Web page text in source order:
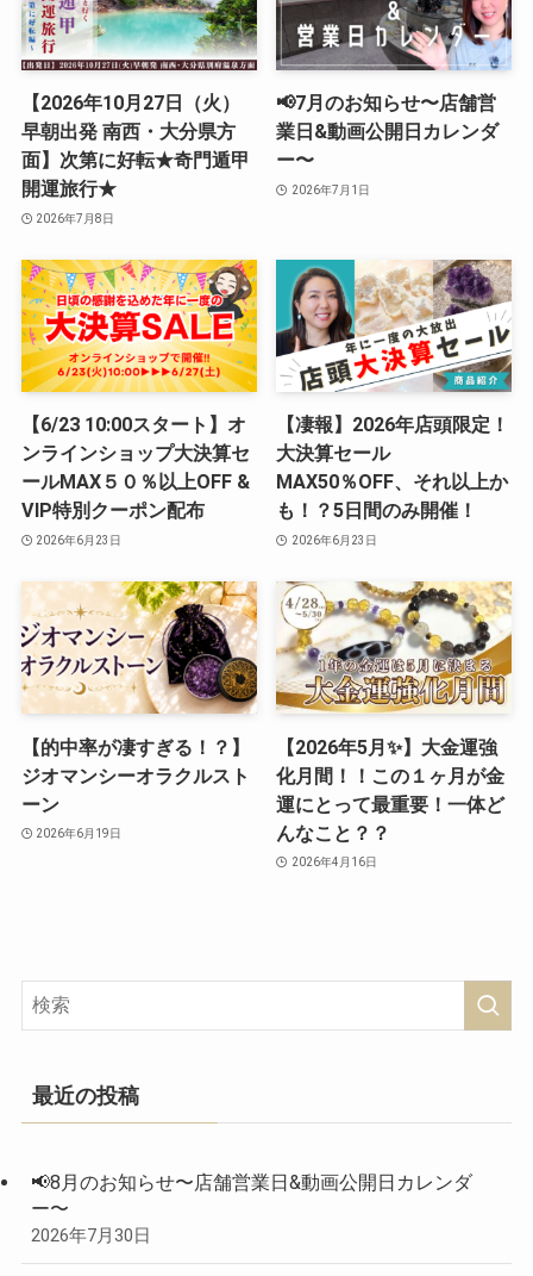
【2026年10月27日（火）
早朝出発 南西・大分県方
面】次第に好転★奇門遁甲
開運旅行★
2026年7月8日
📢7月のお知らせ〜店舗営
業日&動画公開日カレンダ
ー〜
2026年7月1日
【6/23 10:00スタート】オ
ンラインショップ大決算セ
ールMAX５０％以上OFF &
VIP特別クーポン配布
2026年6月23日
【凄報】2026年店頭限定！
大決算セール
MAX50％OFF、それ以上か
も！？5日間のみ開催！
2026年6月23日
【的中率が凄すぎる！？】
ジオマンシーオラクルスト
ーン
2026年6月19日
【2026年5月✨】大金運強
化月間！！この１ヶ月が金
運にとって最重要！一体ど
んなこと？？
2026年4月16日
最近の投稿
📢8月のお知らせ〜店舗営業日&動画公開日カレンダ
ー〜
2026年7月30日